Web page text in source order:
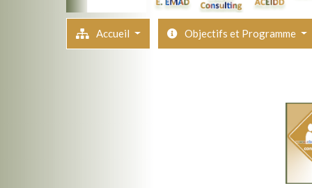
Accueil Objectifs et Programme